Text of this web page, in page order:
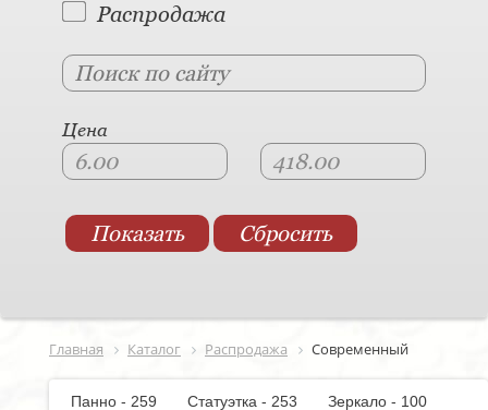
Распродажа
Цена
Главная Каталог Распродажа Современный
Панно - 259 Статуэтка - 253
Зеркало - 100